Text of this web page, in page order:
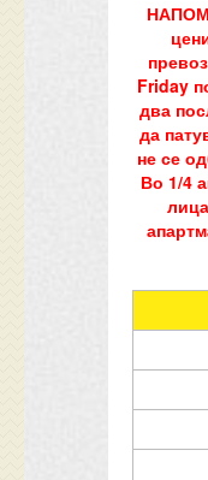
превоз
Friday
два
да
не се
Во 1/4